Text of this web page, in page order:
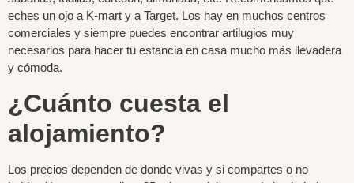
eches un ojo a K-mart y a Target. Los hay en muchos centros
comerciales y siempre puedes encontrar artilugios muy
necesarios para hacer tu estancia en casa mucho más llevadera
y cómoda.
¿Cuánto cuesta el
alojamiento?
Los precios dependen de donde vivas y si compartes o no